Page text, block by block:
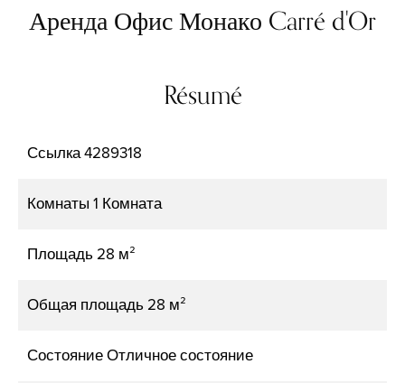
Аренда Офис Монако Carré d'Or
Résumé
Ссылка4289318
Комнаты 1 Комната
Площадь 28 м²
Общая площадь 28 м²
СостояниеОтличное состояние